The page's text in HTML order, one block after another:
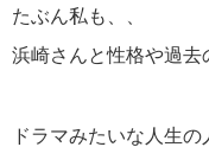
たぶん私も、、
浜崎さんと性格や過去
ドラマみたいな人生の